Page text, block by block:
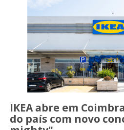
IKEA abre em
do país com novo